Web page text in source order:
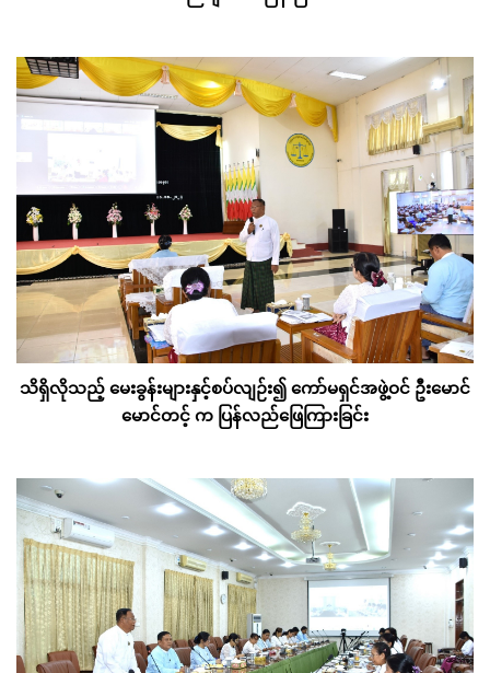
သိရှိလိုသည့် မေးခွန်းများနှင့်စပ်လျဉ်း၍ ကော်မရှင်အဖွဲ့ဝင် ဦးမောင်
မောင်တင့် က ပြန်လည်ဖြေကြားခြင်း